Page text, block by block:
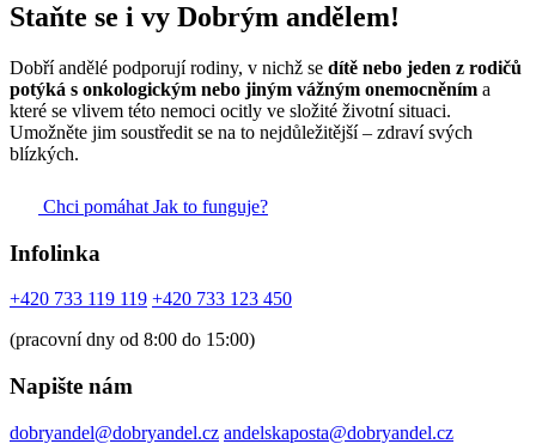
Staňte se i vy Dobrým andělem!
Dobří andělé podporují rodiny, v nichž se dítě nebo jeden z rodičů
potýká s onkologickým nebo jiným vážným onemocněním a
které se vlivem této nemoci ocitly ve složité životní situaci.
Umožněte jim soustředit se na to nejdůležitější – zdraví svých
blízkých.
Chci pomáhat Jak to funguje?
Infolinka
+420 733 119 119 +420 733 123 450
(pracovní dny od 8:00 do 15:00)
Napište nám
dobryandel@dobryandel.cz andelskaposta@dobryandel.cz